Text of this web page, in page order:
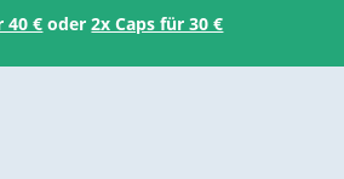
Speichern
40 € oder2x Caps für 30 €